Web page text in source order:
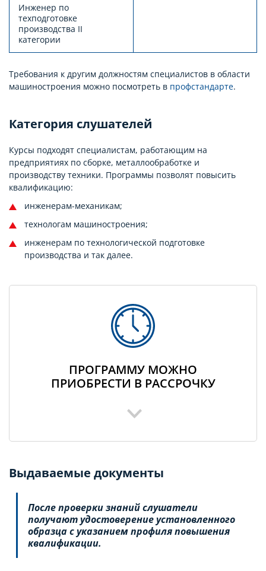
Инженер по
техподготовке
производства II
категории
Требования к другим должностям специалистов в области
машиностроения можно посмотреть в профстандарте.
Категория слушателей
Курсы подходят специалистам, работающим на
предприятиях по сборке, металлообработке и
производству техники. Программы позволят повысить
квалификацию:
инженерам-механикам;
технологам машиностроения;
инженерам по технологической подготовке
производства и так далее.
ПРОГРАММУ МОЖНО
ПРИОБРЕСТИ В РАССРОЧКУ
Выдаваемые документы
После проверки знаний слушатели
получают удостоверение установленного
образца с указанием профиля повышения
квалификации.